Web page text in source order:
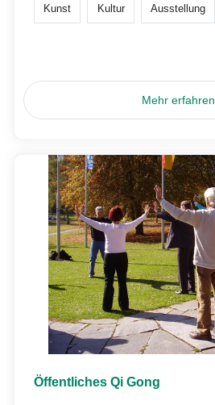
Kunst Kultur Ausstellung
Mehr erfahren
Öffentliches Qi Gong